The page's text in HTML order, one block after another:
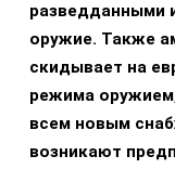
разведданными
оружие. Также
скидывает на
режима
всем новым
возникают